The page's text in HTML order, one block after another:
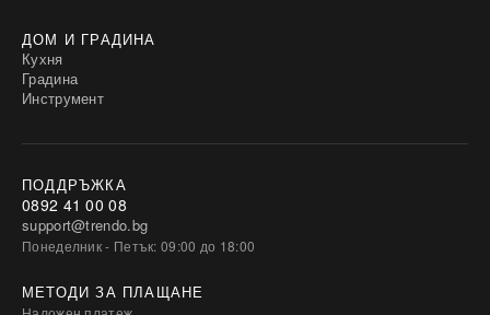
ДОМ И ГРАДИНА
Кухня
Градина
Инструмент
ПОДДРЪЖКА
0892 41 00 08
support@trendo.bg
Понеделник - Петък: 09:00 до 18:00
МЕТОДИ ЗА ПЛАЩАНЕ